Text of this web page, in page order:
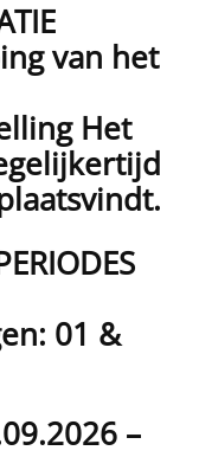
van het
Het
01 &
–